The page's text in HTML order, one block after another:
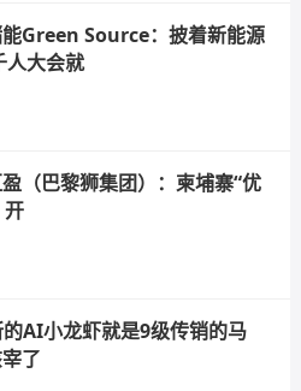
Green Source：披着新能源
人大会就
（巴黎狮集团）：柬埔寨“优
开
AI小龙虾就是9级传销的马
了